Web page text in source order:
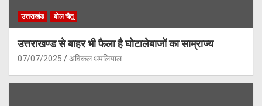
उत्तराखंड बोल चैतू
उत्तराखण्ड से बाहर भी फैला है घोटालेबाजों का साम्राज्य
07/07/2025 अविकल थपलियाल